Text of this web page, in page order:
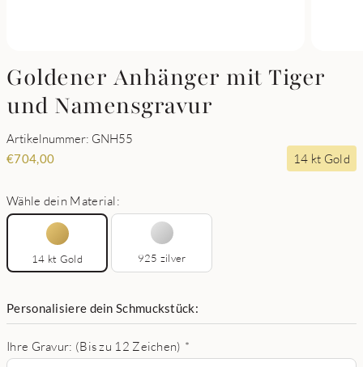
Goldener Anhänger mit Tiger
und Namensgravur
Artikelnummer: GNH55
€704,00 14 kt Gold
Wähle dein Material:
14 kt Gold 925 zilver
Personalisiere dein Schmuckstück:
Ihre Gravur: (Bis zu 12 Zeichen) *